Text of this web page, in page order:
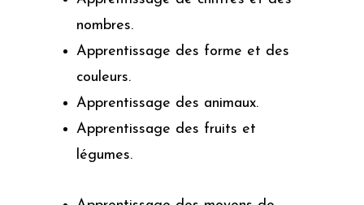
nombres.
Apprentissage des forme et des
couleurs.
Apprentissage des animaux.
Apprentissage des fruits et
légumes.